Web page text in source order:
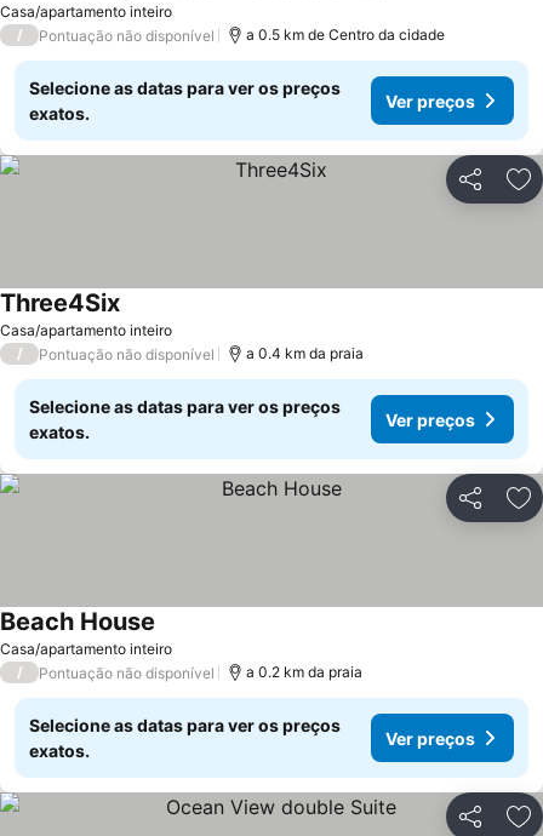
Casa/apartamento inteiro
/ Pontuação não disponível a 0.5 km de Centro da cidade
Selecione as datas para ver os preços
exatos.
Ver preços
Partilhar
Casa/apartamento inteiro
Three4SixVer preços
/ Pontuação não disponível a 0.4 km da praia
Selecione as datas para ver os preços
exatos.
Ver preços
Partilhar
Casa/apartamento inteiro
Beach House
/ Pontuação não disponível a 0.2 km da praia
Selecione as datas para ver os preços
exatos.
Ver preços
Partilhar